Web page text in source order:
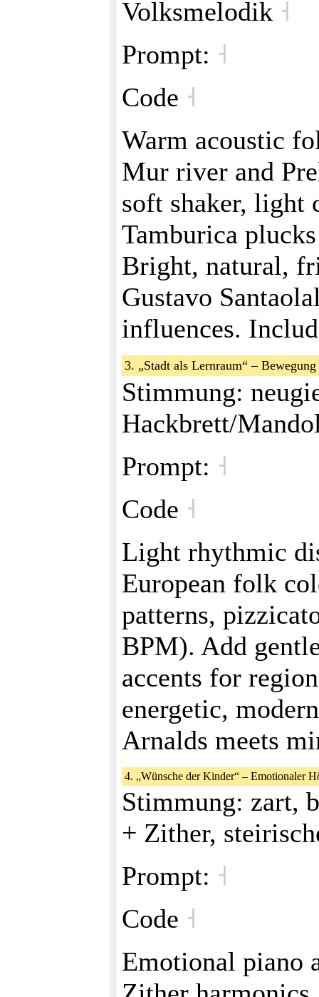
Volksmelodik ˧
Prompt: ˧
Code ˧
Warm acoustic
Mur river and
soft shaker, light
Tamburica
Bright, natural,
Gustavo
influences.
3. „Stadt als Lernraum“ –
Stimmung:
Hackbrett/
Prompt: ˧
Code ˧
Light rhythmic
European folk
patterns,
BPM). Add
accents for
energetic,
Arnalds meets
4. „Wünsche der Kinder“ – Emotionaler
Stimmung: zart,
+ Zither,
Prompt: ˧
Code ˧
Emotional piano